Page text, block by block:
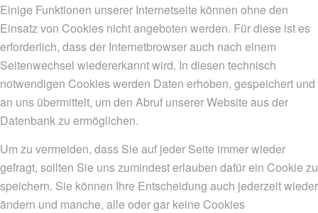
Einige Funktionen unserer Internetseite können ohne den
Einsatz von Cookies nicht angeboten werden. Für diese ist es
erforderlich, dass der Internetbrowser auch nach einem
Seitenwechsel wiedererkannt wird. In diesen technisch
notwendigen Cookies werden Daten erhoben, gespeichert und
an uns übermittelt, um den Abruf unserer Website aus der
Datenbank zu ermöglichen.
Um zu vermeiden, dass Sie auf jeder Seite immer wieder
gefragt, sollten Sie uns zumindest erlauben dafür ein Cookie zu
speichern. Sie können Ihre Entscheidung auch jederzeit wieder
ändern und manche, alle oder gar keine Cookies